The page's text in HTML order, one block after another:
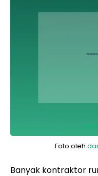
Foto oleh
Banyak kontraktor